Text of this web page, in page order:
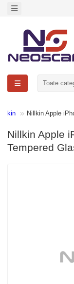
Toate
Nillkin Apple
Nillkin Apple
Tempered